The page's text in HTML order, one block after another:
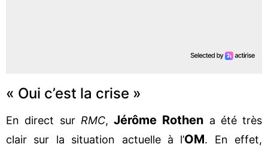
« Oui c’est la crise »
En direct sur RMC, Jérôme Rothen a été très
clair sur la situation actuelle à l’OM. En effet,